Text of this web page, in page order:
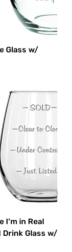
Glass w/
I'm in Real
Drink Glass w/